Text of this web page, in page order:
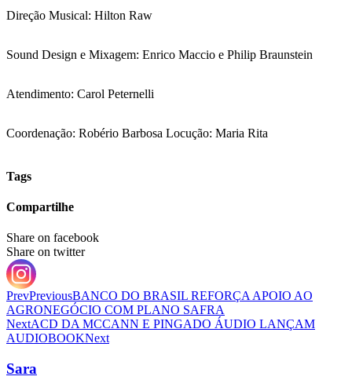
Direção Musical: Hilton Raw
Sound Design e Mixagem: Enrico Maccio e Philip Braunstein
Atendimento: Carol Peternelli
Coordenação: Robério Barbosa Locução: Maria Rita
Tags
Compartilhe
Share on facebook
Share on twitter
PrevPreviousBANCO DO BRASIL REFORÇA APOIO AO
AGRONEGÓCIO COM PLANO SAFRA
NextACD DA MCCANN E PINGADO ÁUDIO LANÇAM
AUDIOBOOKNext
Sara